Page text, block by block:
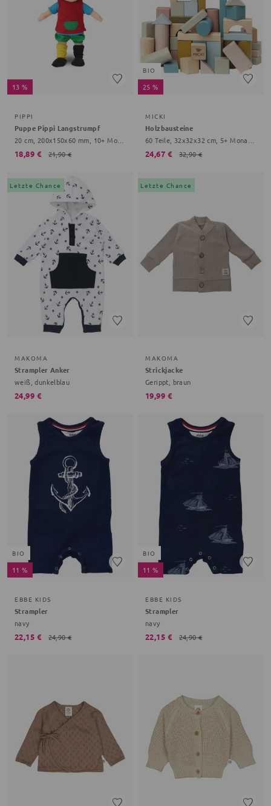
13 %
PIPPI
Puppe Pippi Langstrumpf
20 cm, 200x150x60 mm, 10+ Monate, bunt
18,89 € 21,90 €
BIO
25 %
MICKI
Holzbausteine
60 Teile, 32x32x32 cm, 5+ Monate, bunt
24,67 € 32,90 €
Letzte Chance
MAKOMA
Strampler Anker
weiß, dunkelblau
24,99 €
Letzte Chance
MAKOMA
Strickjacke
Gerippt, braun
19,99 €
BIO
11 %
EBBE KIDS
Strampler
navy
22,15 € 24,90 €
BIO
11 %
EBBE KIDS
Strampler
navy
22,15 € 24,90 €